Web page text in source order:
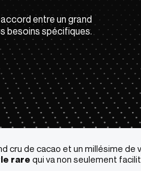
entre un grand
besoins spécifiques.
cru de cacao et un millésime de
rare qui va non seulement